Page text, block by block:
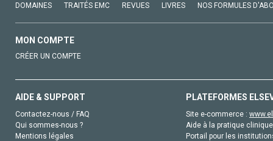
DOMAINES TRAITÉS EMC REVUES LIVRES NOS FORMULES
MON COMPTE
CRÉER UN COMPTE
AIDE & SUPPORT
Contactez-nous / FAQ
Qui sommes-nous ?
Mentions légales
PLATEFORMES
Site e-commerce :
Aide à la pratique
Portail pour les